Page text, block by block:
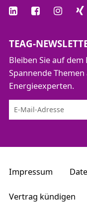
TEAG-
Bleiben Sie auf dem
Spannende
Energieexperten.
Impressum
Vertrag kündigen